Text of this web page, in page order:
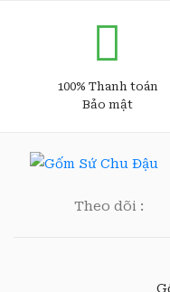
100% Thanh toán
Bảo mật
Theo dõi :